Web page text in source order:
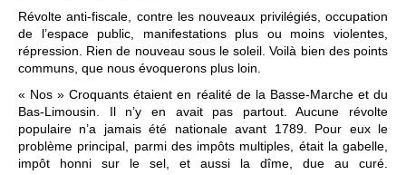
Révolte anti-fiscale, contre les nouveaux privilégiés, occupation
de l’espace public, manifestations plus ou moins violentes,
répression. Rien de nouveau sous le soleil. Voilà bien des points
communs, que nous évoquerons plus loin.
« Nos » Croquants étaient en réalité de la Basse-Marche et du
Bas-Limousin. Il n’y en avait pas partout. Aucune révolte
populaire n’a jamais été nationale avant 1789. Pour eux le
problème principal, parmi des impôts multiples, était la gabelle,
impôt honni sur le sel, et aussi la dîme, due au curé.